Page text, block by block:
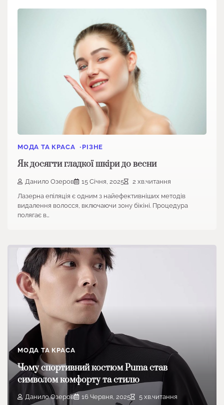
МОДА ТА КРАСА РІЗНЕ
Як досягти гладкої шкіри до весни
Данило Озеров 15 Січня, 2025
2 хв.читання
Лазерна епіляція є одним з найефективніших методів
видалення волосся, включаючи зону бікіні. Процедура
полягає в…
МОДА ТА КРАСА
Чому спортивний костюм Puma став
символом комфорту та стилю
Данило Озеров 16 Червня, 2025
5 хв.читання